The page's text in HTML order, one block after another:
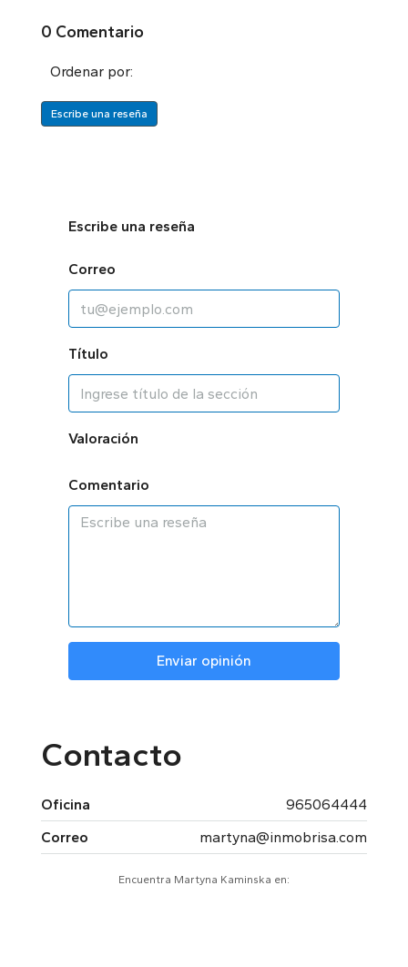
0 Comentario
Ordenar por:
Escribe una reseña
Escribe una reseña
Correo
Título
Valoración
Comentario
Enviar opinión
Contacto
Oficina
965064444
Correo
martyna@inmobrisa.com
Encuentra Martyna Kaminska en: